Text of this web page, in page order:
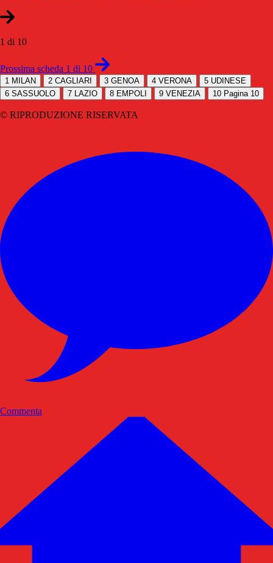
1 di 10
Prossima scheda 1 di 10
1 MILAN 2 CAGLIARI 3 GENOA 4 VERONA 5 UDINESE
6 SASSUOLO 7 LAZIO 8 EMPOLI 9 VENEZIA 10 Pagina 10
© RIPRODUZIONE RISERVATA
Commenta